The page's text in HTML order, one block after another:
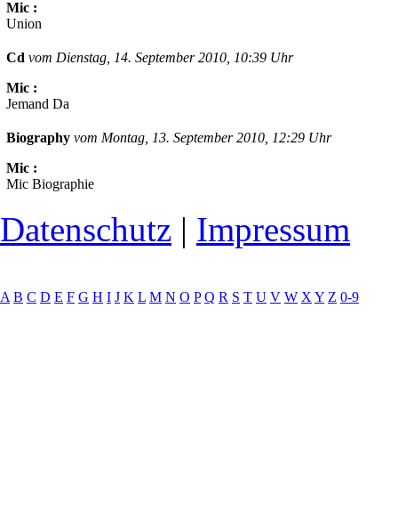
Mic :
Union
Cd vom Dienstag, 14. September 2010, 10:39 Uhr
Mic :
Jemand Da
Biography vom Montag, 13. September 2010, 12:29 Uhr
Mic :
Mic Biographie
Datenschutz | Impressum
A B C D E F G H I J K L M N O P Q R S T U V W X Y Z 0-9